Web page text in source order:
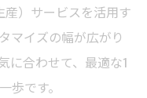
産）サービスを活用す
マイズの幅が広がり
に合わせて、最適な1
歩です。